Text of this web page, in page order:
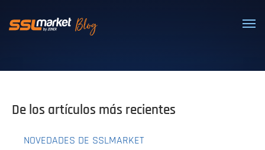
Certificados SSL/TLS confiables
De los artículos más recientes
NOVEDADES DE SSLMARKET